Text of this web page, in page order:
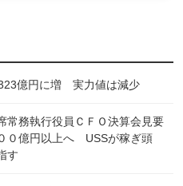
億円に増 実力値は減少
常務執行役員ＣＦＯ決算会見要
０億円以上へ USSが稼ぎ頭
す